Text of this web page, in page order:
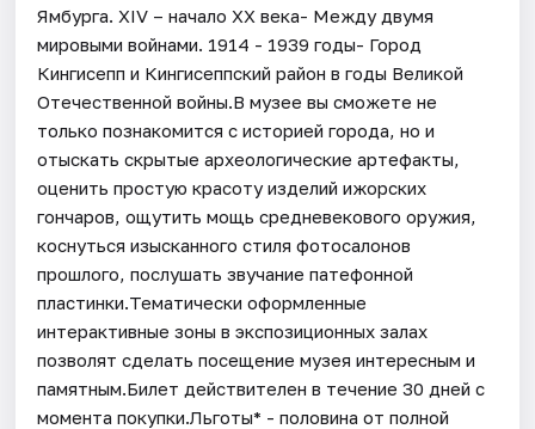
Ямбурга. XIV – начало XX века- Между двумя
мировыми войнами. 1914 - 1939 годы- Город
Кингисепп и Кингисеппский район в годы Великой
Отечественной войны.В музее вы сможете не
только познакомится с историей города, но и
отыскать скрытые археологические артефакты,
оценить простую красоту изделий ижорских
гончаров, ощутить мощь средневекового оружия,
коснуться изысканного стиля фотосалонов
прошлого, послушать звучание патефонной
пластинки.Тематически оформленные
интерактивные зоны в экспозиционных залах
позволят сделать посещение музея интересным и
памятным.Билет действителен в течение 30 дней с
момента покупки.Льготы* - половина от полной